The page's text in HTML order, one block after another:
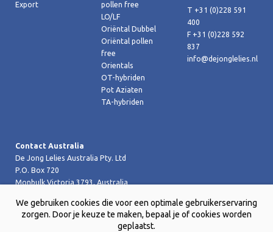
Export
pollen free
LO/LF
Oriëntal Dubbel
Oriëntal pollen
free
Orientals
OT-hybriden
Pot Aziaten
TA-hybriden
T +31 (0)228 591
400
F +31 (0)228 592
837
info@dejonglelies.nl
Contact Australia
De Jong Lelies Australia Pty. Ltd
P.O. Box 720
Monbulk Victoria 3793, Australia
T +61 (0)359 619 188
F +61 (0)359 619 199 joost@dejongleliesaustralia.com.au
We gebruiken cookies die voor een optimale gebruikerservaring
zorgen. Door je keuze te maken, bepaal je of cookies worden
geplaatst.